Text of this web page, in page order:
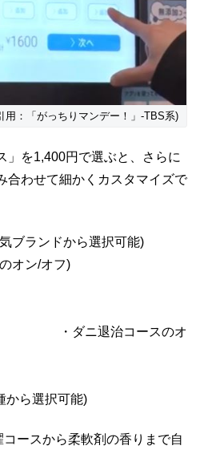
用：「がっちりマンデー！」-TBS系)
」を1,400円で選ぶと、さらに
合わせて細かくカスタマイズで
ブランドから選択可能)
オン/オフ)
コースのオ
から選択可能)
ースから柔軟剤の香りまで自